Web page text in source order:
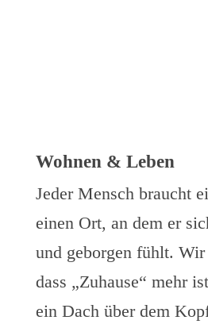
Wohnen & Leben
Jeder Mensch braucht
einen Ort, an dem er
und geborgen fühlt. Wir
dass „Zuhause“ mehr
ein Dach über dem